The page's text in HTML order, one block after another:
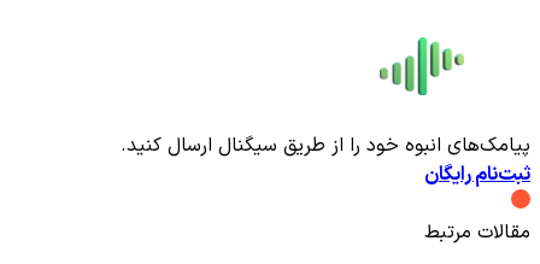
پیامک‌های انبوه خود را از طریق سیگنال ارسال کنید.
ثبت‌نام رایگان
مقالات مرتبط